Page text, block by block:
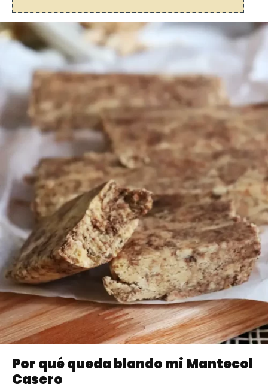
Por qué queda blando mi Mantecol
Casero